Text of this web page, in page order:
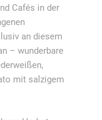
Cafés in der
an diesem
– wunderbare
mit salzigem